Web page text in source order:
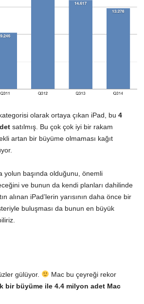
olarak ortaya çıkan iPad, bu 4
satılmış. Bu çok çok iyi bir rakam
artan bir büyüme olmaması kağıt
yolun başında olduğunu, önemli
ve bunun da kendi planları dahilinde
alınan iPad’lerin yarısının daha önce bir
buluşması da bunun en büyük
gülüyor.
Mac bu çeyreği rekor
bir büyüme ile 4.4 milyon adet Mac